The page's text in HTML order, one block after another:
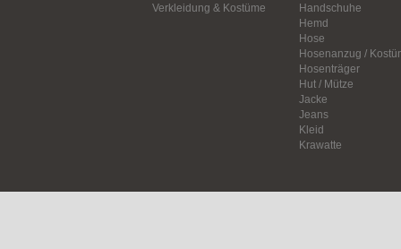
Verkleidung & Kostüme
Handschuhe
Hemd
Hose
Hosenanzug /
Hosenträger
Hut / Mütze
Jacke
Jeans
Kleid
Krawatte